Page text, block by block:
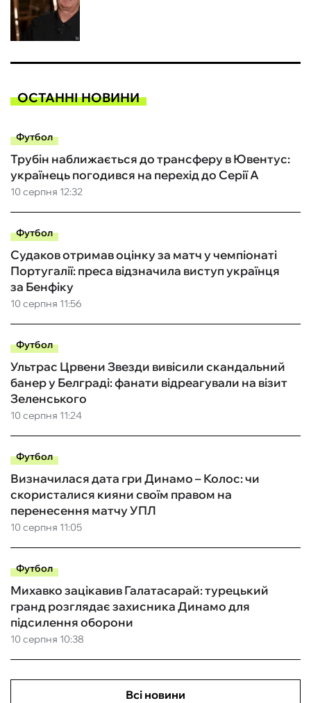
ОСТАННІ НОВИНИ
Футбол
10 серпня 12:32
Трубін наближається до трансферу в Ювентус:
українець погодився на перехід до Серії А
Футбол
10 серпня 11:56
Судаков отримав оцінку за матч у чемпіонаті
Португалії: преса відзначила виступ українця
за Бенфіку
Футбол
10 серпня 11:24
Ультрас Црвени Звезди вивісили скандальний
банер у Белграді: фанати відреагували на візит
Зеленського
Футбол
10 серпня 11:05
Визначилася дата гри Динамо – Колос: чи
скористалися кияни своїм правом на
перенесення матчу УПЛ
Футбол
10 серпня 10:38
Михавко зацікавив Галатасарай: турецький
гранд розглядає захисника Динамо для
підсилення оборони
Всі новини